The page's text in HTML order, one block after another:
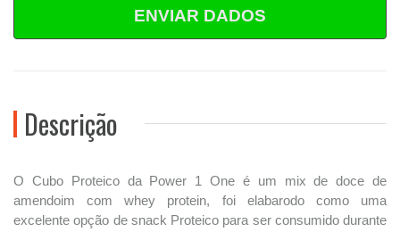
ENVIAR DADOS
Descrição
O Cubo Proteico da Power 1 One é um mix de doce de
amendoim com whey protein, foi elabarodo como uma
excelente opção de snack Proteico para ser consumido durante